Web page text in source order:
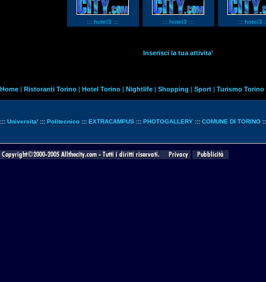
::: hotel3 ::: ::: hotel3 ::: ::: hotel3
Inserisci la tua attivita'
Home | Ristoranti Torino | Hotel Torino | Nightlife | Shopping | Sport | Turismo Torino
::: Universita' ::: Politecnico ::: EXTRACAMPUS ::: PHOTOGALLERY ::: COMUNE DI TORINO